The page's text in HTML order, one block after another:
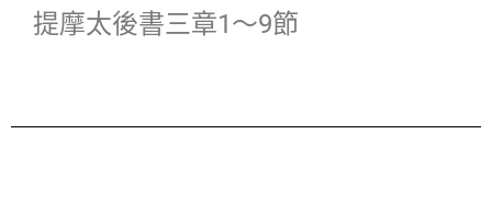
提摩太後書三章1〜9節